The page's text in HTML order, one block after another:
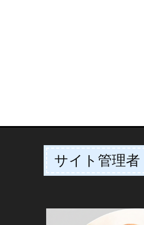
サイト管理者